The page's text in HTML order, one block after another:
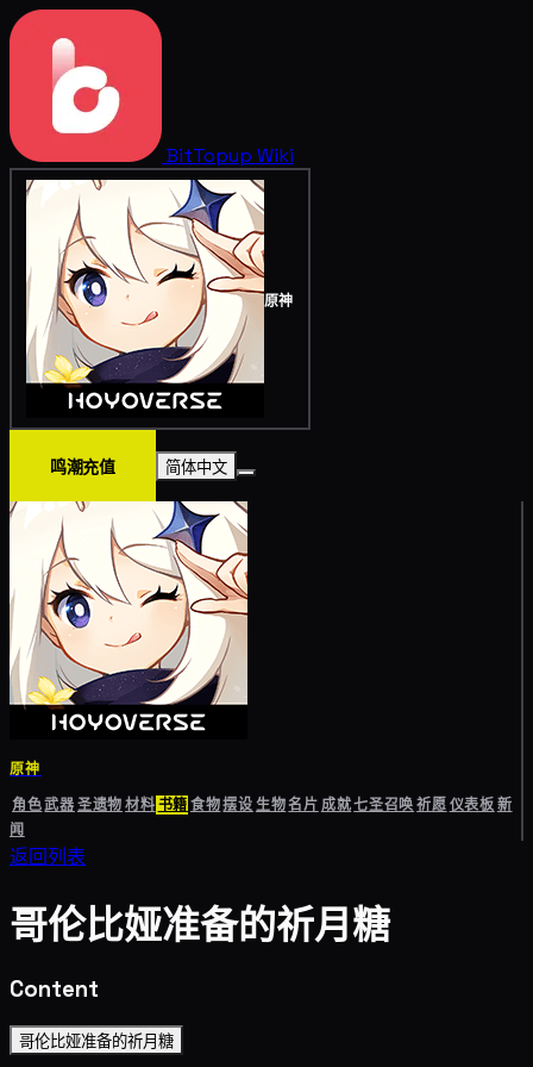
BitTopup Wiki
原神
鸣潮充值 简体中文
原神
角色武器圣遗物材料书籍食物摆设生物名片成就七圣召唤祈愿仪表板新
闻
返回列表
哥伦比娅准备的祈月糖
Content
哥伦比娅准备的祈月糖